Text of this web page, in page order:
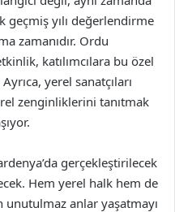
yılı değerlendirme
zamanıdır. Ordu
katılımcılara bu özel
yerel sanatçıları
zenginliklerini tanıtmak
gerçekleştirilecek
Hem yerel halk hem de
anlar yaşatmayı